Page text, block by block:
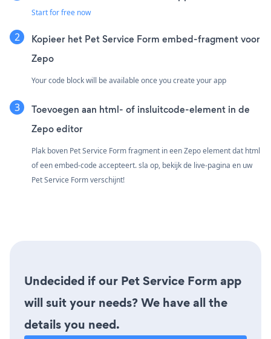
Start for free now
Kopieer het Pet Service Form embed-fragment voor
Zepo
Your code block will be available once you create your app
Toevoegen aan html- of insluitcode-element in de
Zepo editor
Plak boven Pet Service Form fragment in een Zepo element dat html
of een embed-code accepteert. sla op, bekijk de live-pagina en uw
Pet Service Form verschijnt!
Undecided if our Pet Service Form app
will suit your needs? We have all the
details you need.